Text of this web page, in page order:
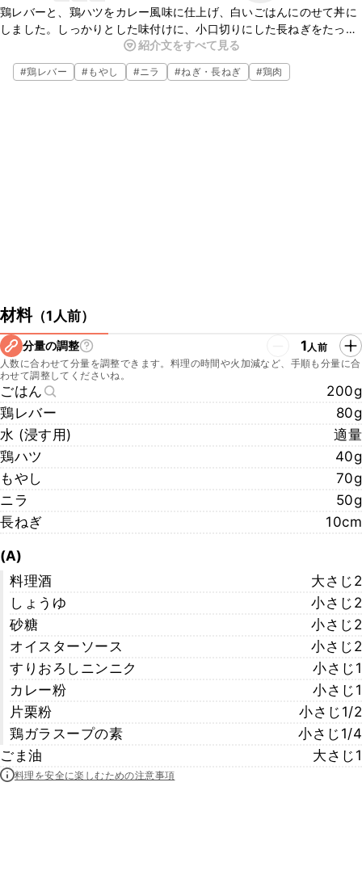
鶏レバーと、鶏ハツをカレー風味に仕上げ、白いごはんにのせて丼に
しました。しっかりとした味付けに、小口切りにした長ねぎをたっぷ
りとのせることで食感も加わりとてもおいしいですよ。ぜひ作ってみ
てくださいね。
紹介文をすべて見る
#鶏レバー #もやし #ニラ #ねぎ・長ねぎ #鶏肉
材料（1人前）
分量の調整 1人前
人数に合わせて分量を調整できます。料理の時間や火加減など、手順も分量に合
わせて調整してくださいね。
ごはん
200g
鶏レバー
80g
水 (浸す用)
適量
鶏ハツ
40g
もやし
70g
ニラ
50g
長ねぎ
10cm
(A)
料理酒
大さじ2
しょうゆ
小さじ2
砂糖
小さじ2
オイスターソース
小さじ2
すりおろしニンニク
小さじ1
カレー粉
小さじ1
片栗粉
小さじ1/2
鶏ガラスープの素
小さじ1/4
ごま油
大さじ1
料理を安全に楽しむための注意事項